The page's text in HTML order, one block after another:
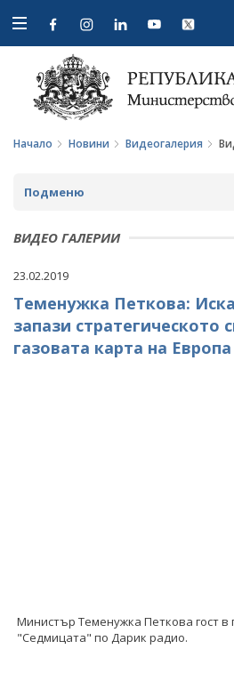
Open
navigation
Начало Новини Видеогалерия
Подменю
НОВИНИ
ПРЕДСТОЯЩИ СЪБИТИЯ
ЗА ОБЩЕСТВЕНО ОБСЪЖДАНЕ
ПРОЕКТИ ЗА ОБЩЕСТВЕНО
ИНТЕРВЮТА
ВИДЕО ГАЛЕРИИ
23.02.2019
Теменужка Петкова:
запази стратегическото
газовата карта на Европа
Министър Теменужка Петкова гост в
"Седмицата" по Дарик радио.